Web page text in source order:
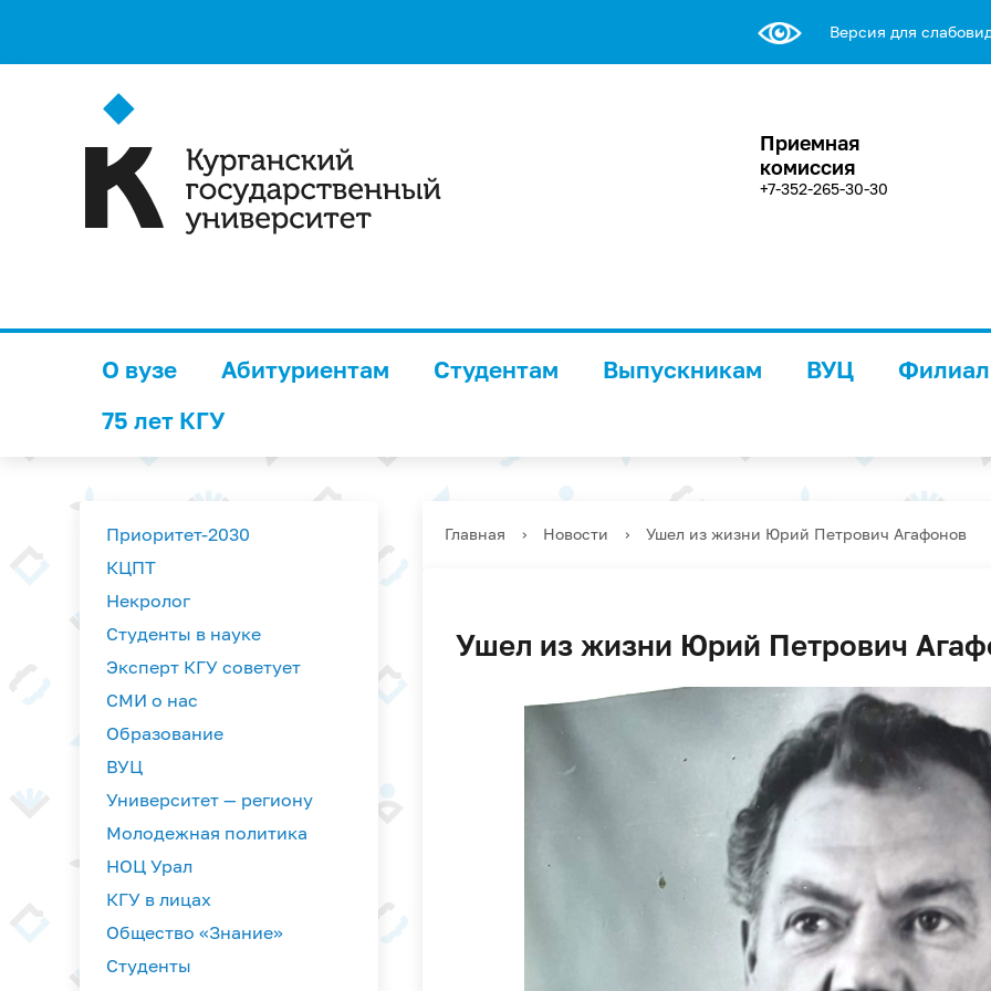
Версия для
Приемная
комиссия
+7-352-265-30-30
О вузе Абитуриентам Студентам Выпускникам ВУЦ
75 лет КГУ
Приоритет-2030
КЦПТ
Некролог
Студенты в науке
Эксперт КГУ советует
СМИ о нас
Образование
ВУЦ
Университет — региону
Молодежная политика
НОЦ Урал
КГУ в лицах
Общество «Знание»
Студенты
Главная › Новости › Ушел из жизни Юрий Петрович Агафонов
Ушел из жизни Юрий Петрович